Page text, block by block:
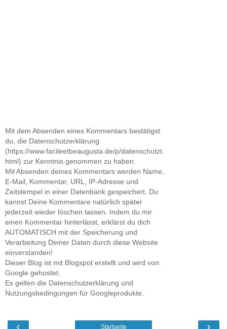
Mit dem Absenden eines Kommentars bestätigst
du, die Datenschutzerklärung
(https://www.facileetbeaugusta.de/p/datenschutzt.
html) zur Kenntnis genommen zu haben.
Mit Absenden deines Kommentars werden Name,
E-Mail, Kommentar, URL, IP-Adresse und
Zeitstempel in einer Datenbank gespeichert. Du
kannst Deine Kommentare natürlich später
jederzeit wieder löschen lassen. Indem du mir
einen Kommentar hinterlässt, erklärst du dich
AUTOMATISCH mit der Speicherung und
Verarbeitung Deiner Daten durch diese Website
einverstanden!
Dieser Blog ist mit Blogspot erstellt und wird von
Google gehostet.
Es gelten die Datenschutzerklärung und
Nutzungsbedingungen für Googleprodukte.
Startseite